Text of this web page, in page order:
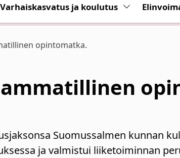
alasvetovalikkoa
Varhaiskasvatus ja koulutus Vaihda
opintomatka.
Suomussalmen kunnan
ja valmistui liiketoiminnan